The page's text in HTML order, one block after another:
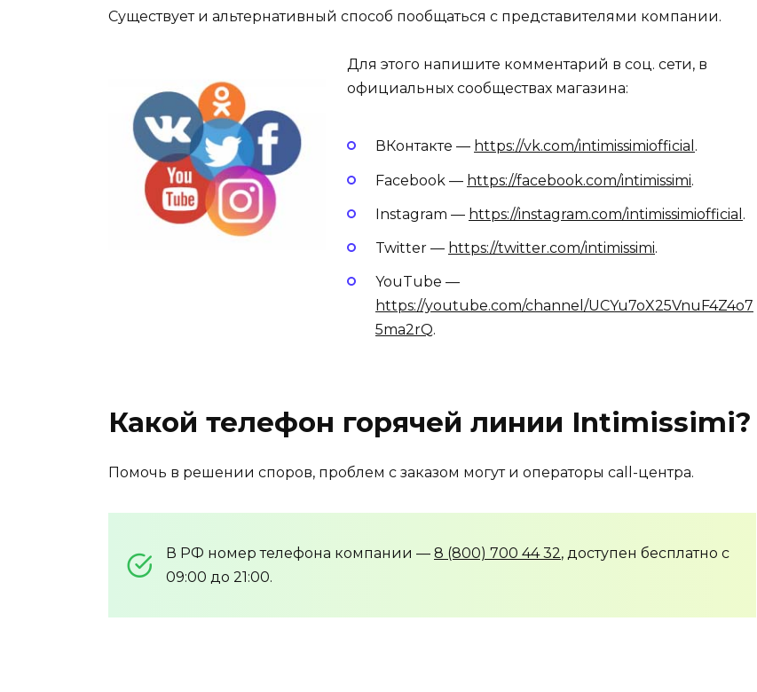
Существует и альтернативный способ пообщаться с представителями компании.
Для этого напишите комментарий в соц. сети, в
официальных сообществах магазина:
ВКонтакте — https://vk.com/intimissimiofficial .
Facebook — https://facebook.com/intimissimi.
Instagram — https://instagram.com/intimissimiofficial .
Twitter — https://twitter.com/intimissimi.
YouTube —
https://youtube.com/channel/UCYu7oX25VnuF4Z4o7
5ma2rQ.
Какой телефон горячей линии Intimissimi?
Помочь в решении споров, проблем с заказом могут и операторы call-центра.
В РФ номер телефона компании — 8 (800) 700 44 32, доступен бесплатно с
09:00 до 21:00.